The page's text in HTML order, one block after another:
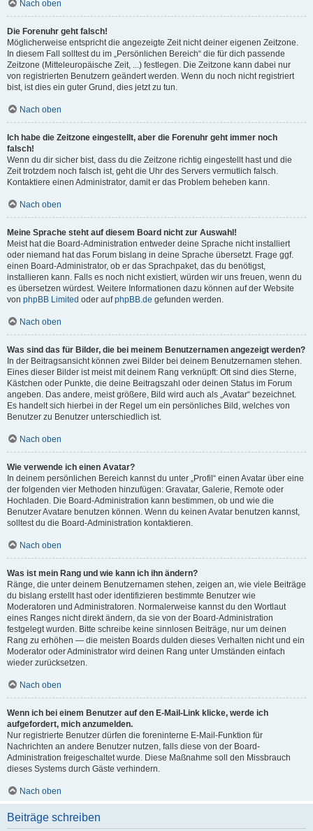
Nach oben
Die Forenuhr geht falsch!
Möglicherweise entspricht die angezeigte Zeit nicht deiner eigenen Zeitzone.
In diesem Fall solltest du im „Persönlichen Bereich“ die für dich passende
Zeitzone (Mitteleuropäische Zeit, ...) festlegen. Die Zeitzone kann dabei nur
von registrierten Benutzern geändert werden. Wenn du noch nicht registriert
bist, ist dies ein guter Grund, dies jetzt zu tun.
Nach oben
Ich habe die Zeitzone eingestellt, aber die Forenuhr geht immer noch
falsch!
Wenn du dir sicher bist, dass du die Zeitzone richtig eingestellt hast und die
Zeit trotzdem noch falsch ist, geht die Uhr des Servers vermutlich falsch.
Kontaktiere einen Administrator, damit er das Problem beheben kann.
Nach oben
Meine Sprache steht auf diesem Board nicht zur Auswahl!
Meist hat die Board-Administration entweder deine Sprache nicht installiert
oder niemand hat das Forum bislang in deine Sprache übersetzt. Frage ggf.
einen Board-Administrator, ob er das Sprachpaket, das du benötigst,
installieren kann. Falls es noch nicht existiert, würden wir uns freuen, wenn du
es übersetzen würdest. Weitere Informationen dazu können auf der Website
von phpBB Limited oder aufphpBB.de gefunden werden.
Nach oben
Was sind das für Bilder, die bei meinem Benutzernamen angezeigt werden?
In der Beitragsansicht können zwei Bilder bei deinem Benutzernamen stehen.
Eines dieser Bilder ist meist mit deinem Rang verknüpft: Oft sind dies Sterne,
Kästchen oder Punkte, die deine Beitragszahl oder deinen Status im Forum
angeben. Das andere, meist größere, Bild wird auch als „Avatar“ bezeichnet.
Es handelt sich hierbei in der Regel um ein persönliches Bild, welches von
Benutzer zu Benutzer unterschiedlich ist.
Nach oben
Wie verwende ich einen Avatar?
In deinem persönlichen Bereich kannst du unter „Profil“ einen Avatar über eine
der folgenden vier Methoden hinzufügen: Gravatar, Galerie, Remote oder
Hochladen. Die Board-Administration kann bestimmen, ob und wie die
Benutzer Avatare benutzen können. Wenn du keinen Avatar benutzen kannst,
solltest du die Board-Administration kontaktieren.
Nach oben
Was ist mein Rang und wie kann ich ihn ändern?
Ränge, die unter deinem Benutzernamen stehen, zeigen an, wie viele Beiträge
du bislang erstellt hast oder identifizieren bestimmte Benutzer wie
Moderatoren und Administratoren. Normalerweise kannst du den Wortlaut
eines Ranges nicht direkt ändern, da sie von der Board-Administration
festgelegt wurden. Bitte schreibe keine sinnlosen Beiträge, nur um deinen
Rang zu erhöhen — die meisten Boards dulden dieses Verhalten nicht und ein
Moderator oder Administrator wird deinen Rang unter Umständen einfach
wieder zurücksetzen.
Nach oben
Wenn ich bei einem Benutzer auf den E-Mail-Link klicke, werde ich
aufgefordert, mich anzumelden.
Nur registrierte Benutzer dürfen die foreninterne E-Mail-Funktion für
Nachrichten an andere Benutzer nutzen, falls diese von der Board-
Administration freigeschaltet wurde. Diese Maßnahme soll den Missbrauch
dieses Systems durch Gäste verhindern.
Nach oben
Beiträge schreiben